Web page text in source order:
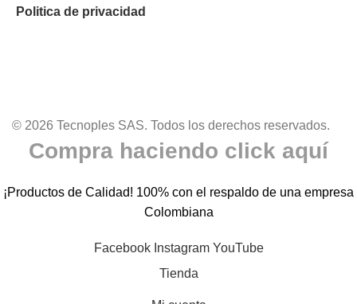
Politica de privacidad
© 2026 Tecnoples SAS. Todos los derechos reservados.
Compra haciendo click aquí
¡Productos de Calidad! 100% con el respaldo de una empresa
Colombiana
Facebook Instagram YouTube
Tienda